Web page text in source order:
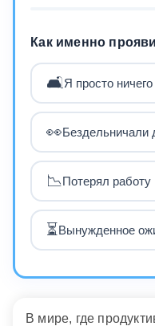
Как именно
🛋️Я просто
👀Бездельничали
📉Потерял работу
⏳ Вынужденное
В мире, где